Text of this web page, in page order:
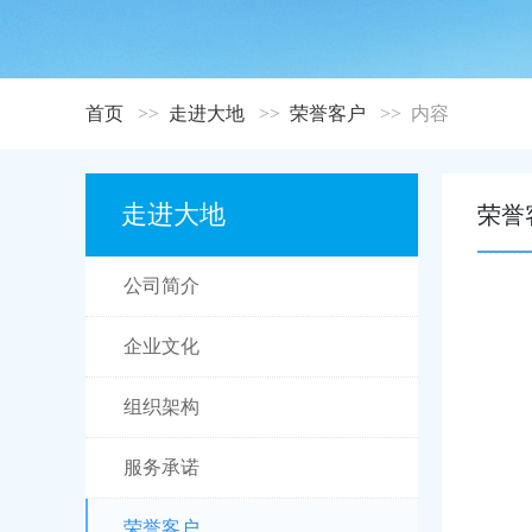
首页 走进大地 荣誉客户 内容
走进大地
公司简介
企业文化
组织架构
服务承诺
荣誉客户
荣誉